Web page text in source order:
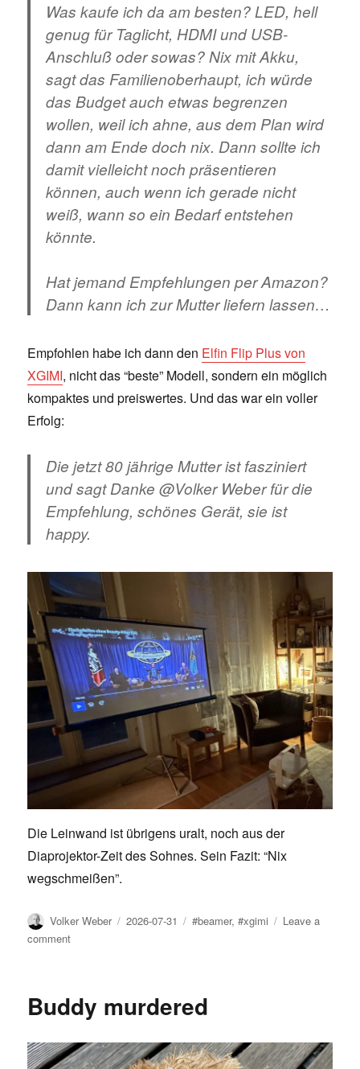
Was kaufe ich da am besten? LED, hell
genug für Taglicht, HDMI und USB-
Anschluß oder sowas? Nix mit Akku,
sagt das Familienoberhaupt, ich würde
das Budget auch etwas begrenzen
wollen, weil ich ahne, aus dem Plan wird
dann am Ende doch nix. Dann sollte ich
damit vielleicht noch präsentieren
können, auch wenn ich gerade nicht
weiß, wann so ein Bedarf entstehen
könnte.
Hat jemand Empfehlungen per Amazon?
Dann kann ich zur Mutter liefern lassen…
Empfohlen habe ich dann den Elfin Flip Plus von
XGIMI, nicht das “beste” Modell, sondern ein möglich
kompaktes und preiswertes. Und das war ein voller
Erfolg:
Die jetzt 80 jährige Mutter ist fasziniert
und sagt Danke @Volker Weber für die
Empfehlung, schönes Gerät, sie ist
happy.
Die Leinwand ist übrigens uralt, noch aus der
Diaprojektor-Zeit des Sohnes. Sein Fazit: “Nix
wegschmeißen”.
Author
Volker Weber
Posted
2026-07-31 Tags
#beamer,#xgimi
Leave a
commenton
Plus:
Tragbarer
Beamer
Buddy murdered